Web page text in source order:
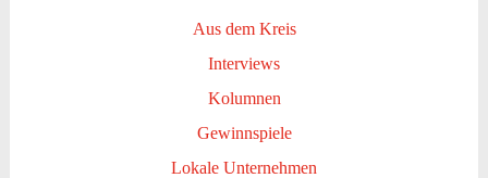
Aus dem Kreis
Interviews
Kolumnen
Gewinnspiele
Lokale Unternehmen